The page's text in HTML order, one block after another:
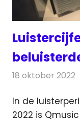
18 oktober 2022
In de
2022 is